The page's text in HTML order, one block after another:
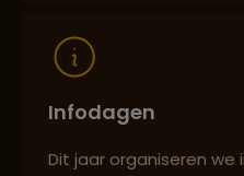
Infodagen
Dit jaar organiseren